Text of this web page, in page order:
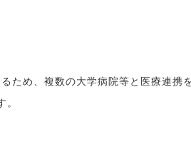
ため、複数の大学病院等と医療連携